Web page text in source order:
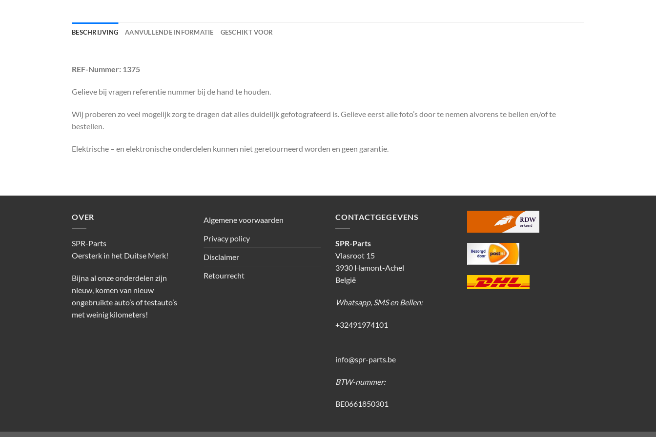
BESCHRIJVING AANVULLENDE INFORMATIE GESCHIKT VOOR
REF-Nummer: 1375
Gelieve bij vragen referentie nummer bij de hand te houden.
Wij proberen zo veel mogelijk zorg te dragen dat alles duidelijk gefotografeerd is. Gelieve eerst alle foto’s door te nemen alvorens te bellen en/of te
bestellen.
Elektrische – en elektronische onderdelen kunnen niet geretourneerd worden en geen garantie.
OVER
SPR-Parts
Oersterk in het Duitse Merk!
Bijna al onze onderdelen zijn
nieuw, komen van nieuw
ongebruikte auto’s of testauto’s
met weinig kilometers!
Algemene voorwaarden
Privacy policy
Disclaimer
Retourrecht
CONTACTGEGEVENS
SPR-Parts
Vlasroot 15
3930 Hamont-Achel
België
Whatsapp, SMS en Bellen:
+32491974101
info@spr-parts.be
BTW-nummer:
BE0661850301